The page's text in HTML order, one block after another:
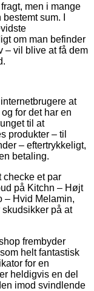
men i mange
sum. I
om man befinder
– vil blive at få dem
at
for det har en
til at
produkter – til
– eftertrykkeligt,
betaling.
et par
på Kitchn – Højt
– Hvid Melamin,
på at
frembyder
helt fantastisk
for en
heldigvis en del
imod svindlende